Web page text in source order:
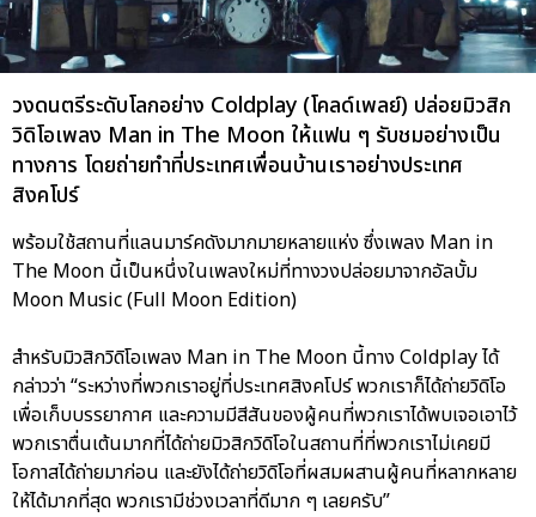
วงดนตรีระดับโลกอย่าง Coldplay (โคลด์เพลย์) ปล่อยมิวสิก
วิดิโอเพลง Man in The Moon ให้แฟน ๆ รับชมอย่างเป็น
ทางการ โดยถ่ายทำที่ประเทศเพื่อนบ้านเราอย่างประเทศ
สิงคโปร์
พร้อมใช้สถานที่แลนมาร์คดังมากมายหลายแห่ง ซึ่งเพลง Man in
The Moon นี้เป็นหนึ่งในเพลงใหม่ที่ทางวงปล่อยมาจากอัลบั้ม
Moon Music (Full Moon Edition)
สำหรับมิวสิกวิดิโอเพลง Man in The Moon นี้ทาง Coldplay ได้
กล่าวว่า “ระหว่างที่พวกเราอยู่ที่ประเทศสิงคโปร์ พวกเราก็ได้ถ่ายวิดิโอ
เพื่อเก็บบรรยากาศ และความมีสีสันของผู้คนที่พวกเราได้พบเจอเอาไว้
พวกเราตื่นเต้นมากที่ได้ถ่ายมิวสิกวิดิโอในสถานที่ที่พวกเราไม่เคยมี
โอกาสได้ถ่ายมาก่อน และยังได้ถ่ายวิดิโอที่ผสมผสานผู้คนที่หลากหลาย
ให้ได้มากที่สุด พวกเรามีช่วงเวลาที่ดีมาก ๆ เลยครับ”